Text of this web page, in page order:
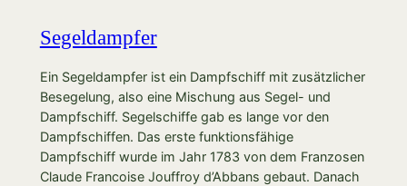
Segeldampfer
Ein Segeldampfer ist ein Dampfschiff mit zusätzlicher
Besegelung, also eine Mischung aus Segel- und
Dampfschiff. Segelschiffe gab es lange vor den
Dampfschiffen. Das erste funktionsfähige
Dampfschiff wurde im Jahr 1783 von dem Franzosen
Claude Francoise Jouffroy d’Abbans gebaut. Danach